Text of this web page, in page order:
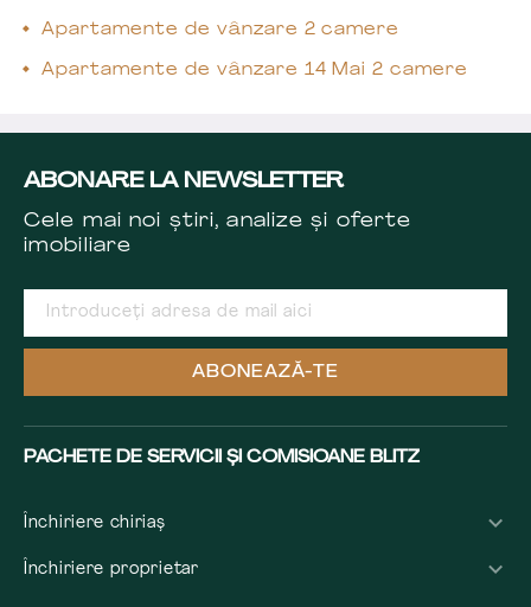
Apartamente de vânzare 2 camere
Apartamente de vânzare 14 Mai 2 camere
ABONARE LA NEWSLETTER
Cele mai noi știri, analize și oferte
imobiliare
ABONEAZĂ-TE
PACHETE DE SERVICII ȘI COMISIOANE BLITZ
Închiriere chiriaș
Închiriere proprietar